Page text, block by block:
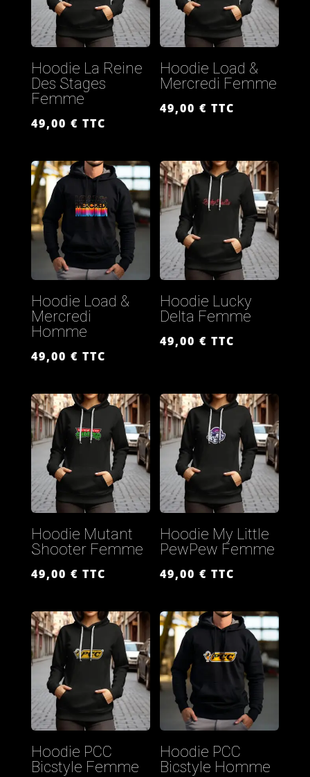
Hoodie La Reine
Des Stages
Femme
49,00 € TTC
Hoodie Load &
Mercredi Femme
49,00€ TTC
Hoodie Load &
Mercredi
Homme
49,00 € TTC
Hoodie Lucky
Delta Femme
49,00€ TTC
Hoodie Mutant
Shooter Femme
49,00 € TTC
Hoodie My Little
PewPew Femme
49,00€ TTC
Hoodie PCC
Bicstyle Femme
Hoodie PCC
Bicstyle Homme